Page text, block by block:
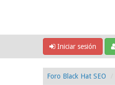
Iniciar sesión
Foro Black Hat SEO